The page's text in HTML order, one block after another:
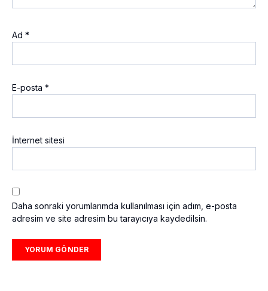
Ad *
E-posta *
İnternet sitesi
Daha sonraki yorumlarımda kullanılması için adım, e-posta
adresim ve site adresim bu tarayıcıya kaydedilsin.